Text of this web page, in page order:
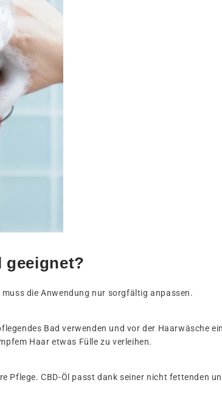
geeignet?
die Anwendung nur sorgfältig anpassen.
Bad verwenden und vor der Haarwäsche
Haar etwas Fülle zu verleihen.
Pflege. CBD-Öl passt dank seiner nicht fettenden